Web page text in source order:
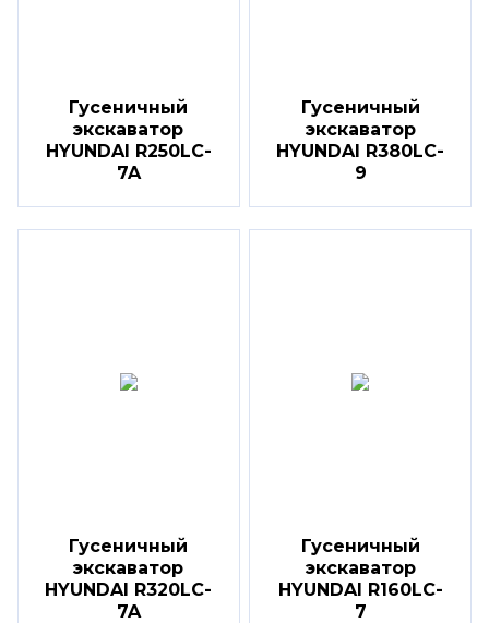
Гусеничный
экскаватор
HYUNDAI R250LC-
7A
Гусеничный
экскаватор
HYUNDAI R380LC-
9
Гусеничный
экскаватор
HYUNDAI R320LC-
7A
Гусеничный
экскаватор
HYUNDAI R160LC-
7